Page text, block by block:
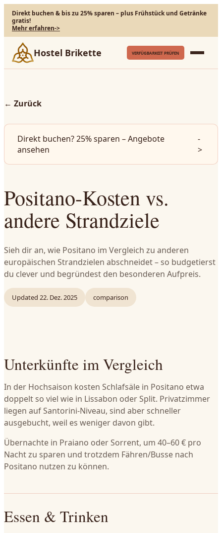
Direkt buchen & bis zu 25% sparen – plus Frühstück und Getränke
gratis!
Mehr erfahren->
Hostel Brikette VERFÜGBARKEIT PRÜFEN
← Zurück
Direkt buchen? 25% sparen – Angebote
ansehen
-
>
Positano-Kosten vs.
andere Strandziele
Sieh dir an, wie Positano im Vergleich zu anderen
europäischen Strandzielen abschneidet – so budgetierst
du clever und begründest den besonderen Aufpreis.
Updated 22. Dez. 2025 comparison
Unterkünfte im Vergleich
In der Hochsaison kosten Schlafsäle in Positano etwa
doppelt so viel wie in Lissabon oder Split. Privatzimmer
liegen auf Santorini-Niveau, sind aber schneller
ausgebucht, weil es weniger davon gibt.
Übernachte in Praiano oder Sorrent, um 40–60 € pro
Nacht zu sparen und trotzdem Fähren/Busse nach
Positano nutzen zu können.
Essen & Trinken